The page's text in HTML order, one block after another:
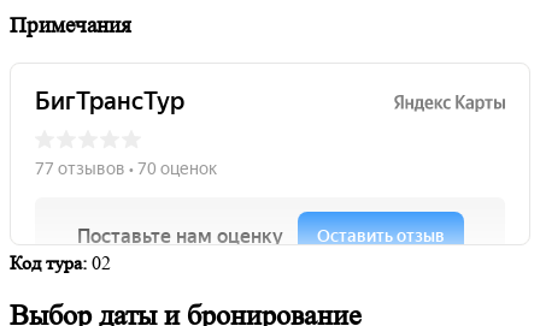
Примечания
Код тура: 02
Выбор даты и бронирование